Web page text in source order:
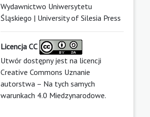
Wydawnictwo Uniwersytetu
Śląskiego | University of Silesia Press
Licencja CC
Utwór dostępny jest na licencji
Creative Commons Uznanie
autorstwa – Na tych samych
warunkach 4.0 Miedzynarodowe.